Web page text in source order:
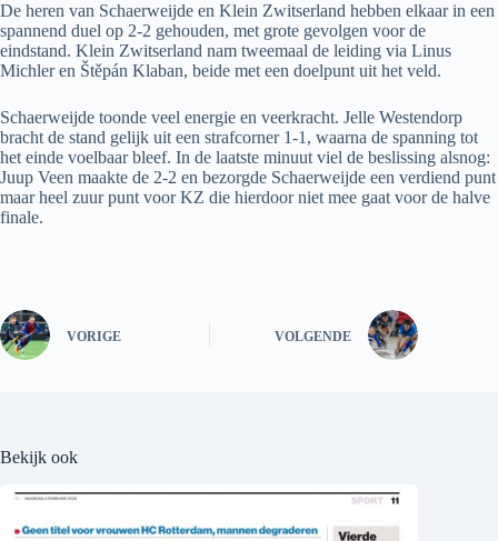
De heren van Schaerweijde en Klein Zwitserland hebben elkaar in een
spannend duel op 2-2 gehouden, met grote gevolgen voor de
eindstand. Klein Zwitserland nam tweemaal de leiding via Linus
Michler en Štěpán Klaban, beide met een doelpunt uit het veld.
Schaerweijde toonde veel energie en veerkracht. Jelle Westendorp
bracht de stand gelijk uit een strafcorner 1-1, waarna de spanning tot
het einde voelbaar bleef. In de laatste minuut viel de beslissing alsnog:
Juup Veen maakte de 2-2 en bezorgde Schaerweijde een verdiend punt
maar heel zuur punt voor KZ die hierdoor niet mee gaat voor de halve
finale.
VORIGE VOLGENDE
Bekijk ook